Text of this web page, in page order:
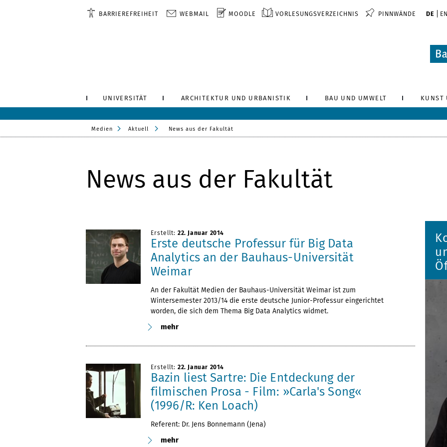
BARRIEREFREIHEIT WEBMAIL MOODLE VORLESUNGSVERZEICHNIS PINNWÄNDE DE EN
UNIVERSITÄT ARCHITEKTUR UND URBANISTIK BAU UND UMWELT KUNST
Medien Aktuell News aus der Fakultät
News aus der Fakultät
Erstellt: 22. Januar 2014
Erste deutsche Professur für Big Data
Analytics an der Bauhaus-Universität
Weimar
An der Fakultät Medien der Bauhaus-Universität Weimar ist zum
Wintersemester 2013/14 die erste deutsche Junior-Professur eingerichtet
worden, die sich dem Thema Big Data Analytics widmet.
mehr
Erstellt: 22. Januar 2014
Bazin liest Sartre: Die Entdeckung der
filmischen Prosa - Film: »Carla's Song«
(1996/R: Ken Loach)
Referent: Dr. Jens Bonnemann (Jena)
mehr